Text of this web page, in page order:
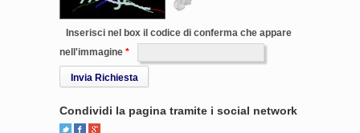
Inserisci nel box il codice di conferma che appare
nell'immagine
Invia Richiesta
Condividi la pagina tramite i social network